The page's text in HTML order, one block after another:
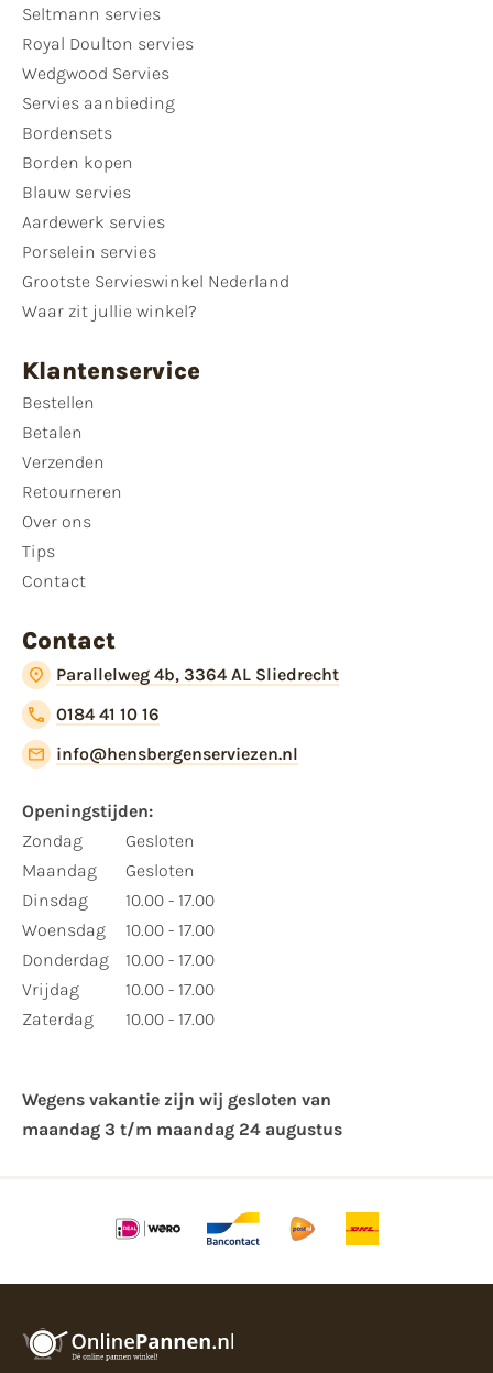
Seltmann servies
Royal Doulton servies
Wedgwood Servies
Servies aanbieding
Bordensets
Borden kopen
Blauw servies
Aardewerk servies
Porselein servies
Grootste Servieswinkel Nederland
Waar zit jullie winkel?
Klantenservice
Bestellen
Betalen
Verzenden
Retourneren
Over ons
Tips
Contact
Contact
Parallelweg 4b, 3364 AL Sliedrecht
0184 41 10 16
info@hensbergenserviezen.nl
Openingstijden:
Zondag
Maandag
Dinsdag
Woensdag
Donderdag
Vrijdag
Zaterdag
Gesloten
Gesloten
10.00 - 17.00
10.00 - 17.00
10.00 - 17.00
10.00 - 17.00
10.00 - 17.00
Wegens vakantie zijn wij gesloten van ​
maandag 3 t/m maandag 24 augustus